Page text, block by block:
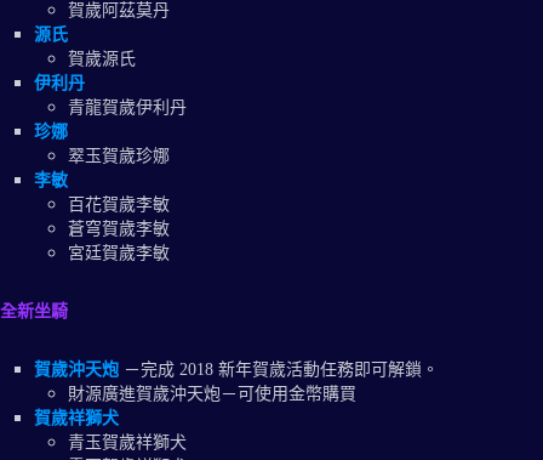
賀歲阿茲莫丹
源氏
賀歲源氏
伊利丹
青龍賀歲伊利丹
珍娜
翠玉賀歲珍娜
李敏
百花賀歲李敏
蒼穹賀歲李敏
宮廷賀歲李敏
全新坐騎
賀歲沖天炮 －完成 2018 新年賀歲活動任務即可解鎖。
財源廣進賀歲沖天炮－可使用金幣購買
賀歲祥獅犬
青玉賀歲祥獅犬